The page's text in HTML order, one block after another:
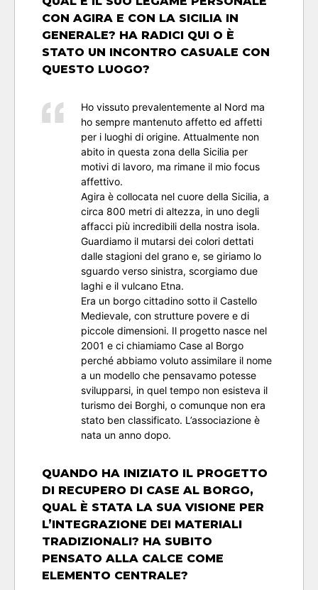
CON AGIRA E CON LA SICILIA IN
GENERALE? HA RADICI QUI O È
STATO UN INCONTRO CASUALE CON
QUESTO LUOGO?
Ho vissuto prevalentemente al Nord ma
ho sempre mantenuto affetto ed affetti
per i luoghi di origine. Attualmente non
abito in questa zona della Sicilia per
motivi di lavoro, ma rimane il mio focus
affettivo.
Agira è collocata nel cuore della Sicilia, a
circa 800 metri di altezza, in uno degli
affacci più incredibili della nostra isola.
Guardiamo il mutarsi dei colori dettati
dalle stagioni del grano e, se giriamo lo
sguardo verso sinistra, scorgiamo due
laghi e il vulcano Etna.
Era un borgo cittadino sotto il Castello
Medievale, con strutture povere e di
piccole dimensioni. Il progetto nasce nel
2001 e ci chiamiamo Case al Borgo
perché abbiamo voluto assimilare il nome
a un modello che pensavamo potesse
svilupparsi, in quel tempo non esisteva il
turismo dei Borghi, o comunque non era
stato ben classificato. L’associazione è
nata un anno dopo.
QUANDO HA INIZIATO IL PROGETTO
DI RECUPERO DI CASE AL BORGO,
QUAL È STATA LA SUA VISIONE PER
L’INTEGRAZIONE DEI MATERIALI
TRADIZIONALI? HA SUBITO
PENSATO ALLA CALCE COME
ELEMENTO CENTRALE?